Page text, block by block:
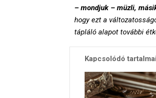
– mondjuk – müzli,
hogy ezt a
tápláló alapot további
Kapcsolódó